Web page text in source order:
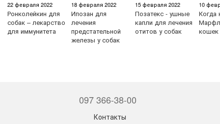
22 февраля 2022
Ронколейкин для
собак – лекарство
для иммунитета
18 февраля 2022
Ипозан для
лечения
предстательной
железы у собак
15 февраля 2022
Позатекс - ушные
капли для лечения
отитов у собак
10
Когда
кошек
097 366-38-00
Контакты